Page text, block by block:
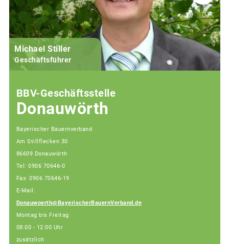
Michael Stiller
Geschäftsführer
BBV-Geschäftsstelle
Donauwörth
Bayerischer Bauernverband
Am Stillflecken 30
86609 Donauwörth
Tel: 0906 70646-0
Fax: 0906 70646-19
E-Mail:
Donauwoerth@BayerischerBauernVerband.de
Montag bis Freitag
08:00 - 12:00 Uhr
zusätzlich